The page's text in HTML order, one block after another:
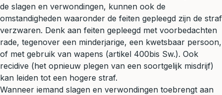
de slagen en verwondingen, kunnen ook de
omstandigheden waaronder de feiten gepleegd zijn de straf
verzwaren. Denk aan feiten gepleegd met voorbedachten
rade, tegenover een minderjarige, een kwetsbaar persoon,
of met gebruik van wapens (artikel 400bis Sw.). Ook
recidive (het opnieuw plegen van een soortgelijk misdrijf)
kan leiden tot een hogere straf.
Wanneer iemand slagen en verwondingen toebrengt aan